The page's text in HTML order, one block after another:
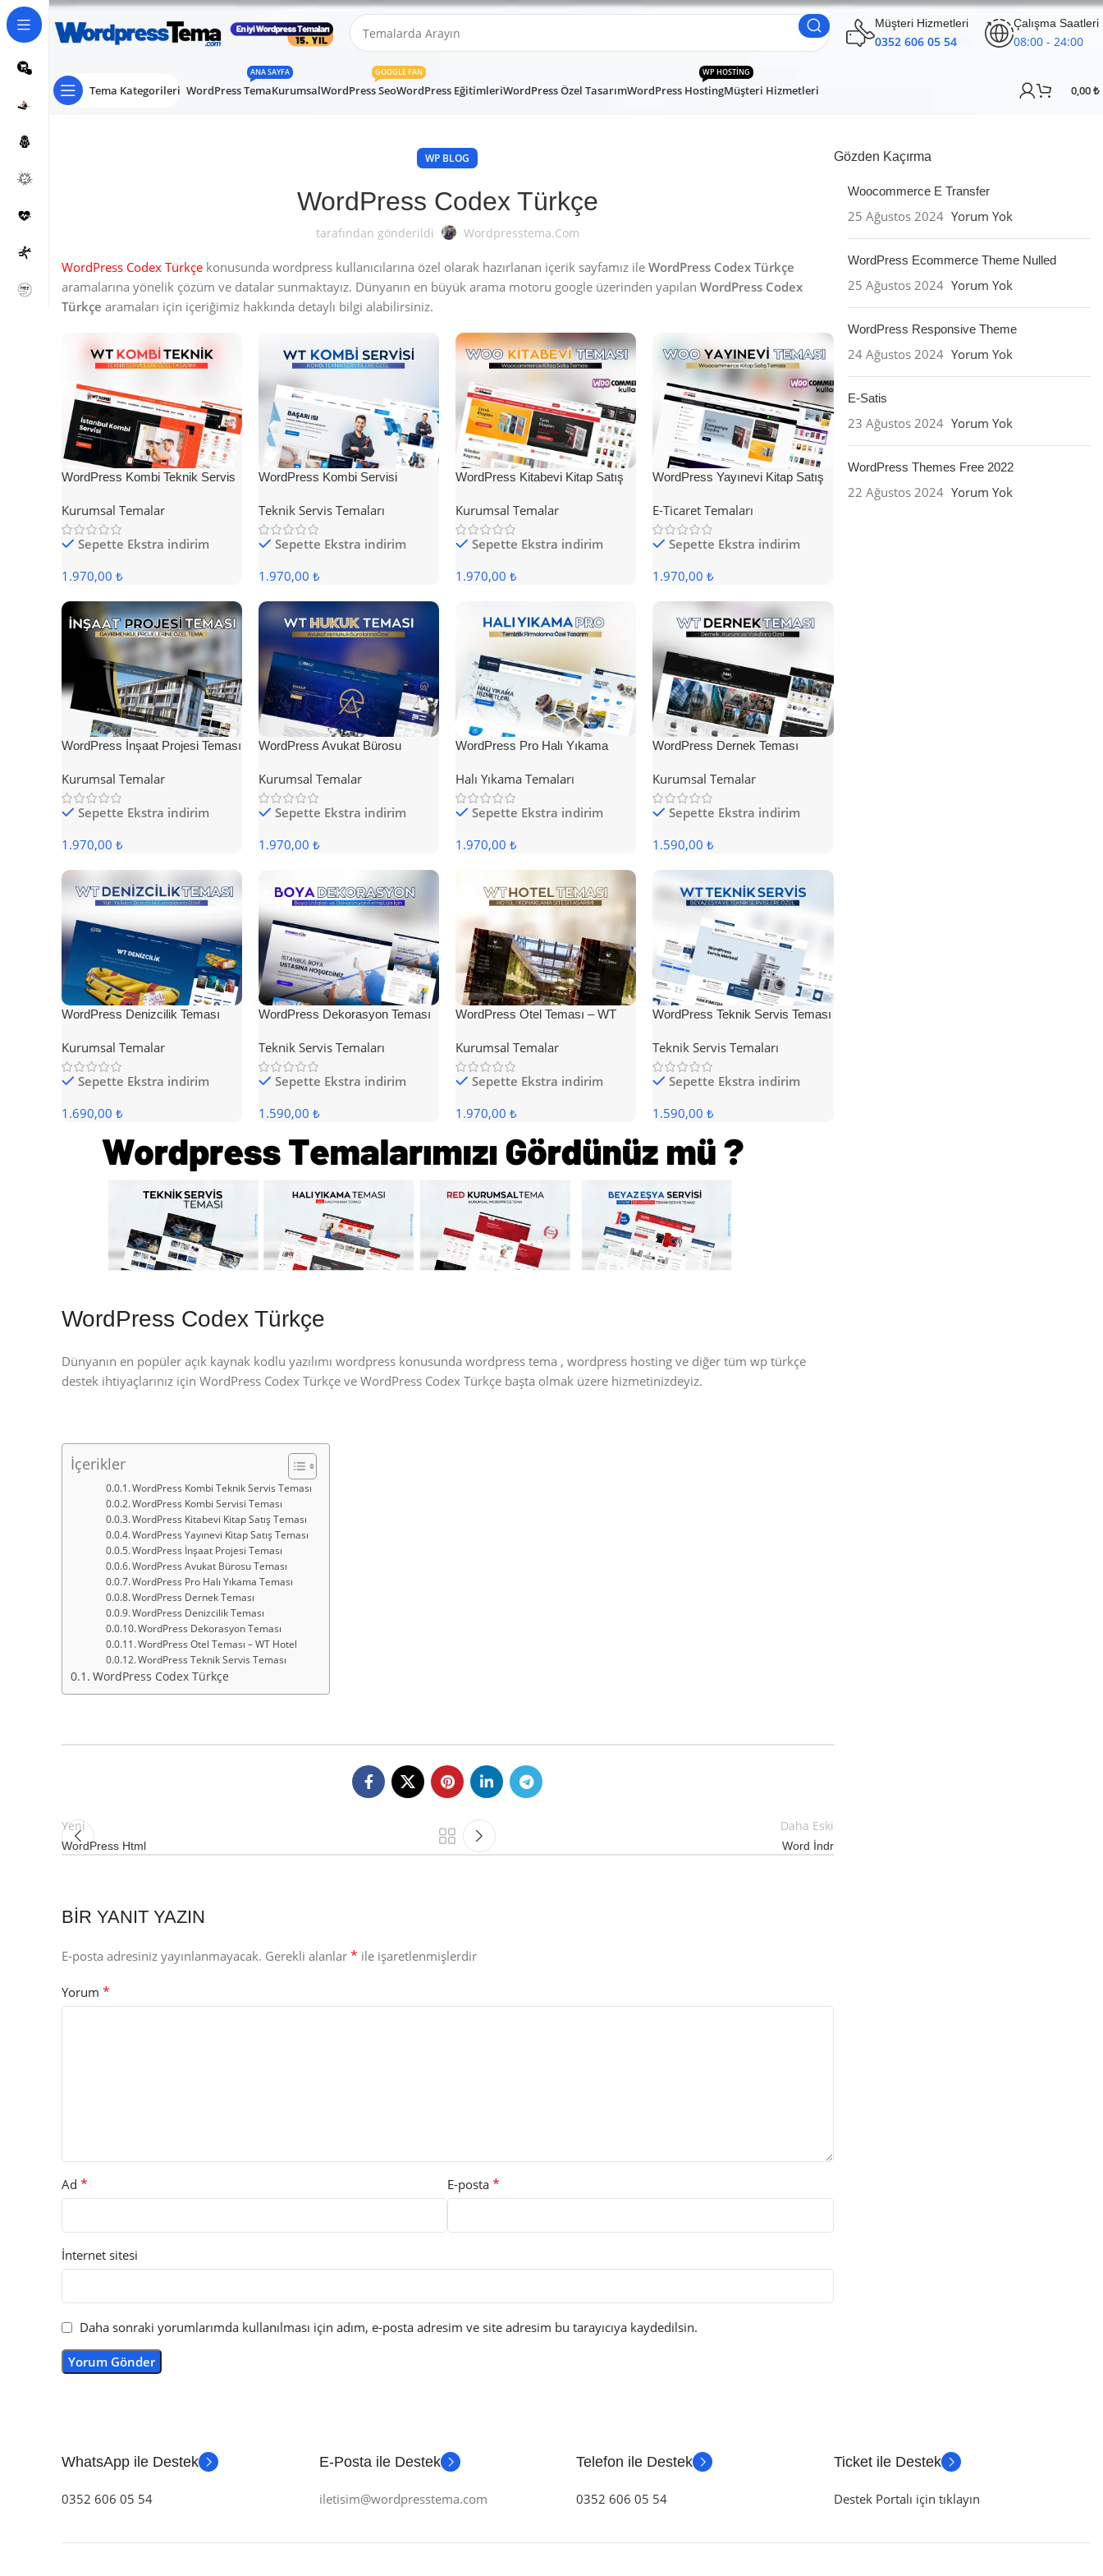
Müşteri Hizmetleri
0352 606 05 54
Çalışma Saatleri
08:00 - 24:00
Tema Kategorileri WordPress Tema
ANA SAYFA
KurumsalWordPress Seo
GOOGLE FAN
WordPress EğitimleriWordPress Özel TasarımWordPress Hosting
WP HOSTING
Müşteri Hizmetleri 0,00₺
WP BLOG
WordPress Codex Türkçe
tarafından gönderildi Wordpresstema.com
WordPress Codex Türkçe konusunda wordpress kullanıcılarına özel olarak hazırlanan içerik sayfamız ile WordPress Codex Türkçe
aramalarına yönelik çözüm ve datalar sunmaktayız. Dünyanın en büyük arama motoru google üzerinden yapılan WordPress Codex
Türkçe aramaları için içeriğimiz hakkında detaylı bilgi alabilirsiniz.
WordPress Kombi Teknik Servis
Kurumsal Temalar
Sepette Ekstra indirim
1.970,00 ₺
WordPress Kombi Servisi
Teknik Servis Temaları
Sepette Ekstra indirim
1.970,00 ₺
WordPress Kitabevi Kitap Satış
Kurumsal Temalar
Sepette Ekstra indirim
1.970,00 ₺
WordPress Yayınevi Kitap Satış
E-Ticaret Temaları
Sepette Ekstra indirim
1.970,00 ₺
WordPress İnşaat Projesi Teması
Kurumsal Temalar
Sepette Ekstra indirim
1.970,00 ₺
WordPress Avukat Bürosu
Kurumsal Temalar
Sepette Ekstra indirim
1.970,00 ₺
WordPress Pro Halı Yıkama
Halı Yıkama Temaları
Sepette Ekstra indirim
1.970,00 ₺
WordPress Dernek Teması
Kurumsal Temalar
Sepette Ekstra indirim
1.590,00 ₺
WordPress Denizcilik Teması
Kurumsal Temalar
Sepette Ekstra indirim
1.690,00 ₺
WordPress Dekorasyon Teması
Teknik Servis Temaları
Sepette Ekstra indirim
1.590,00 ₺
WordPress Otel Teması – WT
Kurumsal Temalar
Sepette Ekstra indirim
1.970,00 ₺
WordPress Teknik Servis Teması
Teknik Servis Temaları
Sepette Ekstra indirim
1.590,00 ₺
WordPress Codex Türkçe
Dünyanın en popüler açık kaynak kodlu yazılımı wordpress konusunda wordpress tema , wordpress hosting ve diğer tüm wp türkçe
destek ihtiyaçlarınız için WordPress Codex Türkçe ve WordPress Codex Türkçe başta olmak üzere hizmetinizdeyiz.
İçerikler
WordPress Kombi Teknik Servis Teması
WordPress Kombi Servisi Teması
WordPress Kitabevi Kitap Satış Teması
WordPress Yayınevi Kitap Satış Teması
WordPress İnşaat Projesi Teması
WordPress Avukat Bürosu Teması
WordPress Pro Halı Yıkama Teması
WordPress Dernek Teması
WordPress Denizcilik Teması
WordPress Dekorasyon Teması
WordPress Otel Teması – WT Hotel
WordPress Teknik Servis Teması
WordPress Codex Türkçe
Yeni
WordPress Html
Daha Eski
Word İndr
BIR YANIT YAZIN
E-posta adresiniz yayınlanmayacak. Gerekli alanlar * ile işaretlenmişlerdir
Yorum *
Ad * E-posta*
İnternet sitesi
Daha sonraki yorumlarımda kullanılması için adım, e-posta adresim ve site adresim bu tarayıcıya kaydedilsin.
Gözden Kaçırma
Woocommerce E Transfer
25 Ağustos 2024 Yorum Yok
WordPress Ecommerce Theme Nulled
25 Ağustos 2024 Yorum Yok
WordPress Responsive Theme
24 Ağustos 2024 Yorum Yok
E-Satis
23 Ağustos 2024 Yorum Yok
WordPress Themes Free 2022
22 Ağustos 2024 Yorum Yok
WhatsApp ile Destek
0352 606 05 54
E-Posta ile Destek
iletisim@wordpresstema.com
Telefon ile Destek
0352 606 05 54
Ticket ile Destek
Destek Portalı için tıklayın